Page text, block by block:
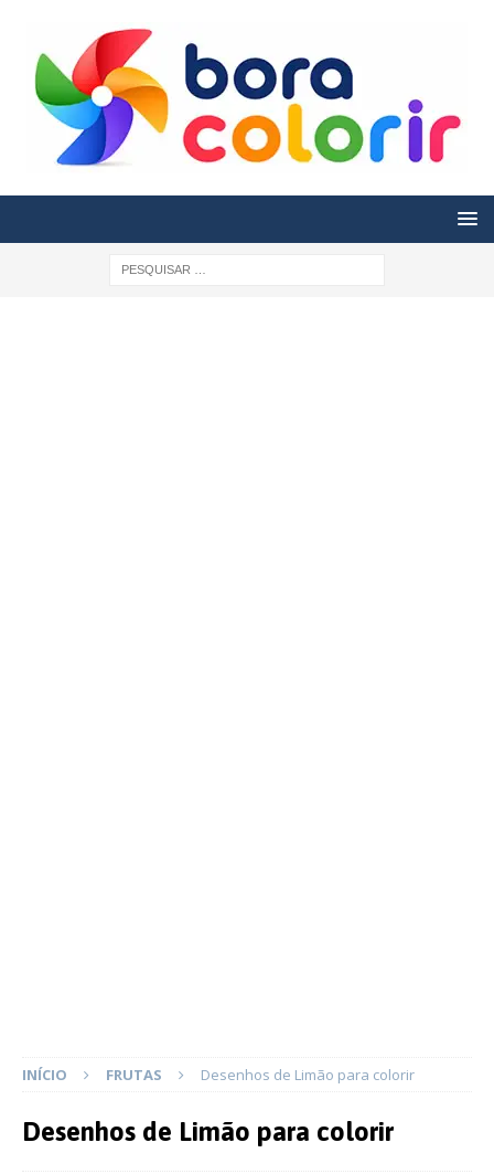
INÍCIO FRUTAS Desenhos de Limão para colorir
Desenhos de Limão para colorir